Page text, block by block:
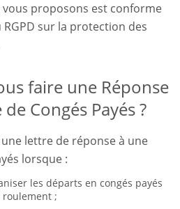
proposons est conforme
sur la protection des
faire une Réponse
Congés Payés ?
lettre de réponse à une
lorsque :
les départs en congés payés
;